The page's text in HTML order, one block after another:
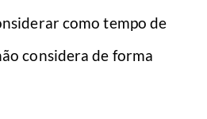
como tempo de
considera de forma